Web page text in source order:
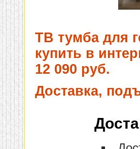
ТВ тумба для
купить в
12 090 руб.
Доставка,